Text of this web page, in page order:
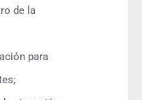
de la
para